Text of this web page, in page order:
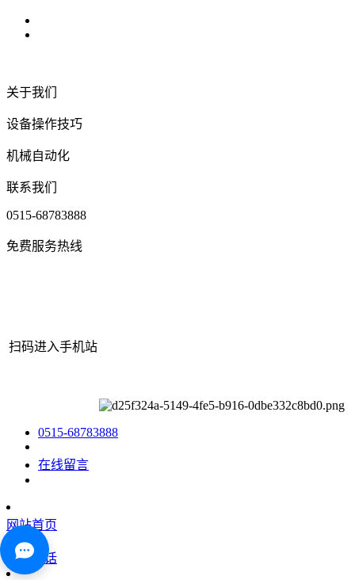
关于我们
设备操作技巧
机械自动化
联系我们
0515-68783888
免费服务热线
扫码进入手机站
0515-68783888
在线留言
网站首页
咨询电话